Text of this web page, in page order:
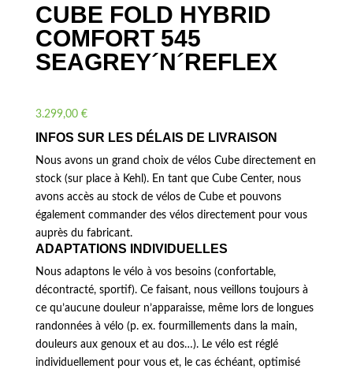
CUBE FOLD HYBRID
COMFORT 545
SEAGREY´N´REFLEX
3.299,00 €
INFOS SUR LES DÉLAIS DE LIVRAISON
Nous avons un grand choix de vélos Cube directement en
stock (sur place à Kehl). En tant que Cube Center, nous
avons accès au stock de vélos de Cube et pouvons
également commander des vélos directement pour vous
auprès du fabricant.
ADAPTATIONS INDIVIDUELLES
Nous adaptons le vélo à vos besoins (confortable,
décontracté, sportif). Ce faisant, nous veillons toujours à
ce qu’aucune douleur n’apparaisse, même lors de longues
randonnées à vélo (p. ex. fourmillements dans la main,
douleurs aux genoux et au dos…). Le vélo est réglé
individuellement pour vous et, le cas échéant, optimisé